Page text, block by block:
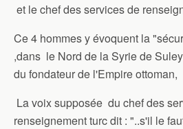
et le chef des services de
Ce 4 hommes y évoquent la
,dans le Nord de la Syrie de
du fondateur de l'Empire ottoman,
La voix supposée du chef des
renseignement turc dit : "..s'il le